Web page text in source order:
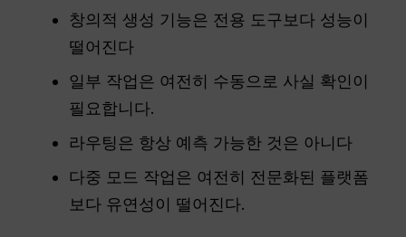
창의적 생성 기능은 전용 도구보다 성능이
떨어진다
일부 작업은 여전히 수동으로 사실 확인이
필요합니다.
라우팅은 항상 예측 가능한 것은 아니다
다중 모드 작업은 여전히 전문화된 플랫폼
보다 유연성이 떨어진다.